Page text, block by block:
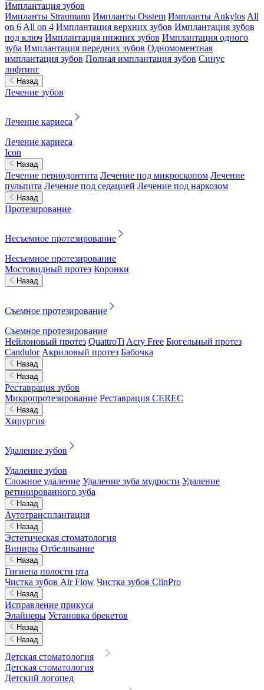
Имплантация зубов
Импланты Straumann Импланты Osstem Импланты Ankylos All
on 6 All on 4 Имплантация верхних зубов Имплантация зубов
под ключ Имплантация нижних зубов Имплантация одного
зуба Имплантация передних зубов Одномоментная
имплантация зубов Полная имплантация зубов Синус
лифтинг
Назад
Лечение зубов
Лечение кариеса
Лечение кариеса
Icon
Назад
Лечение периодонтита Лечение под микроскопом Лечение
пульпита Лечение под седацией Лечение под наркозом
Назад
Протезирование
Несъемное протезирование
Несъемное протезирование
Мостовидный протез Коронки
Назад
Съемное протезирование
Съемное протезирование
Нейлоновый протез QuattroTi Acry Free Бюгельный протез
Candulor Акриловый протез Бабочка
Назад
Назад
Реставрация зубов
Микропротезирование Реставрация CEREC
Назад
Хирургия
Удаление зубов
Удаление зубов
Сложное удаление Удаление зуба мудрости Удаление
ретинированного зуба
Назад
Аутотрансплантация
Назад
Эстетическая стоматология
Виниры Отбеливание
Назад
Гигиена полости рта
Чистка зубов Air Flow Чистка зубов ClinPro
Назад
Исправление прикуса
Элайнеры Установка брекетов
Назад
Назад
Детская стоматология
Детская стоматология
Детский логопед